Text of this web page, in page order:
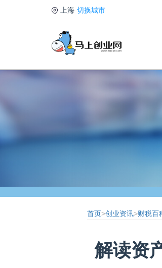
上海 切换城市
首页>创业资讯>财税百
解读资